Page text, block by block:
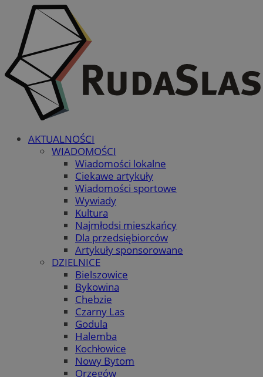
AKTUALNOŚCI
WIADOMOŚCI
Wiadomości lokalne
Ciekawe artykuły
Wiadomości sportowe
Wywiady
Kultura
Najmłodsi mieszkańcy
Dla przedsiębiorców
Artykuły sponsorowane
DZIELNICE
Bielszowice
Bykowina
Chebzie
Czarny Las
Godula
Halemba
Kochłowice
Nowy Bytom
Orzegów